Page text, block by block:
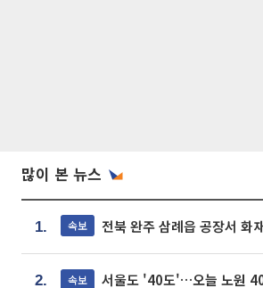
많이 본 뉴스
1. 속보 전북 완주 삼례읍 공장서 화
2. 속보 서울도 '40도'…오늘 노원